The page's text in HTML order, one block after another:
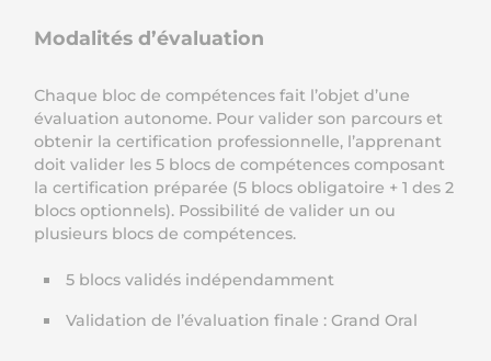
Modalités d’évaluation
Chaque bloc de compétences fait l’objet d’une
évaluation autonome. Pour valider son parcours et
obtenir la certification professionnelle, l’apprenant
doit valider les 5 blocs de compétences composant
la certification préparée (5 blocs obligatoire + 1 des 2
blocs optionnels). Possibilité de valider un ou
plusieurs blocs de compétences.
5 blocs validés indépendamment
Validation de l’évaluation finale : Grand Oral